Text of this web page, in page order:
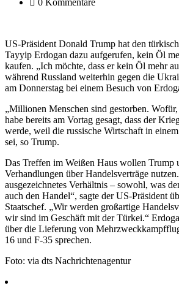
US-Präsident Donald Trump hat den
Tayyip Erdogan dazu aufgerufen, kein Öl
kaufen. „Ich möchte, dass er kein Öl mehr
während Russland weiterhin gegen die
am Donnerstag bei einem Besuch von
„Millionen Menschen sind gestorben.
habe bereits am Vortag gesagt, dass der
werde, weil die russische Wirtschaft in
sei, so Trump.
Das Treffen im Weißen Haus wollen Trump
Verhandlungen über Handelsverträge
ausgezeichnetes Verhältnis – sowohl, was
auch den Handel“, sagte der US-Präsident
Staatschef. „Wir werden großartige
wir sind im Geschäft mit der Türkei.“
über die Lieferung von
16 und F-35 sprechen.
Foto: via dts Nachrichtenagentur